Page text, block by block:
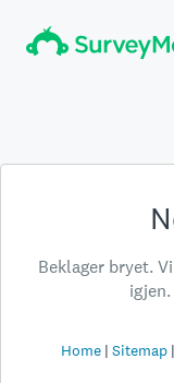
Beklager bryet.
Home Sitemap